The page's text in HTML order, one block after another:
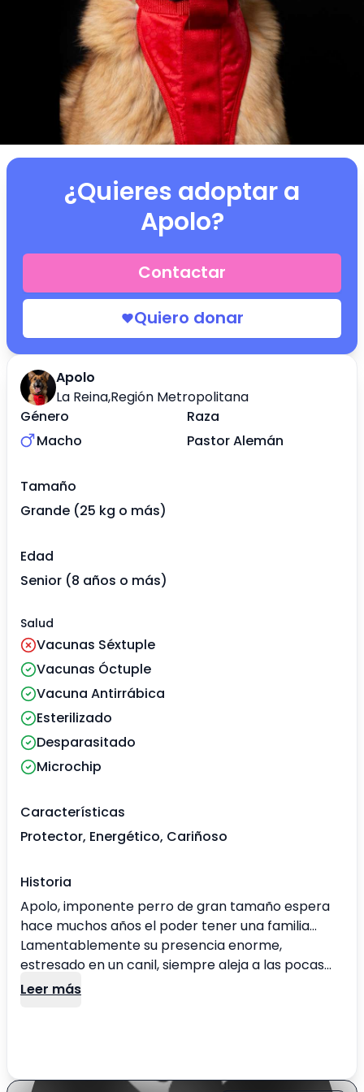
Apolo
La Reina,Región Metropolitana
Género
Macho
Raza
Pastor Alemán
Tamaño
Grande (25 kg o más)
Edad
Senior (8 años o más)
Salud
Vacunas Séxtuple
Vacunas Óctuple
Vacuna Antirrábica
Esterilizado
Desparasitado
Microchip
Características
Protector, Energético, Cariñoso
Historia
Apolo, imponente perro de gran tamaño espera
hace muchos años el poder tener una familia...
Lamentablemente su presencia enorme,
estresado en un canil, siempre aleja a las pocas
personas que se interesan a ir a estos lugares en
atacarlos. Desde ahí, ha sufrido la soledad y
Leer más
¿Quieres adoptar a
Apolo?
Contactar
Quiero donar